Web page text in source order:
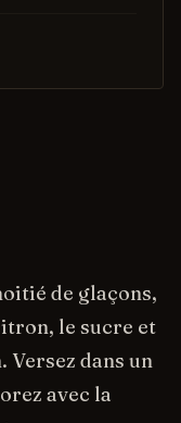
de glaçons,
le sucre et
Versez dans un
avec la